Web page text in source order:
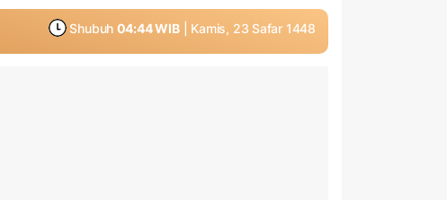
Shubuh 04:44 WIB | Kamis, 23 Safar 1448